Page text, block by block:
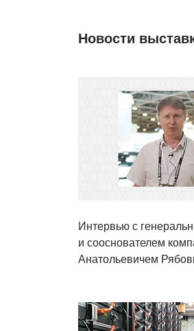
Новости
Интервью с
и сооснователем
Анатольевичем